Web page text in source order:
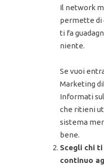
Il network
permette di
ti fa
niente.
Se vuoi
Marketing
Informati
che ritieni
sistema
bene.
Scegli chi
continuo